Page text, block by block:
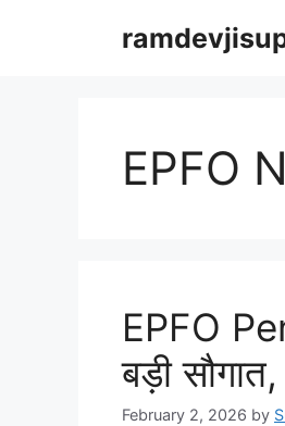
EPFO
EPFO
बड़ी
February 2, 2026 by